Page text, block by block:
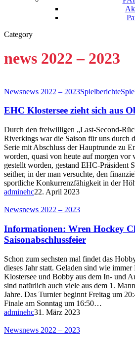
Category
news 2022 – 2023
Newsnews 2022 – 2023Spielberichte
EHC Klostersee zieht sich aus
Durch den freiwilligen „Last-Second-
Riverkings war die Saison für uns durch
Serie mit Abschluss der Hauptrunde zu
worden, quasi von heute auf morgen vor
gestellt worden, gestand EHC-Präsident
seither, in der man versuchte, den
sportliche Konkurrenzfähigkeit in der
adminehc22. April 2023
Newsnews 2022 – 2023
Informationen: Wren Hockey
Saisonabschlussfeier
Schon zum sechsten mal findet das
dieses Jahr statt. Geladen sind wie
Klostersee und Bobby aus dem In- und
sind natürlich auch viele aus dem 1.
Jahre. Das Turnier beginnt Freitag um
Finale am Sonntag um 16:50…
adminehc31. März 2023
Newsnews 2022 – 2023